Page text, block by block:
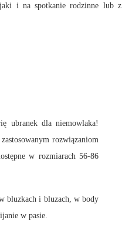
i na spotkanie rodzinne lub z
ubranek dla niemowlaka!
rozwiązaniom
w rozmiarach 56-86
bluzkach i bluzach, w body
w pasie.